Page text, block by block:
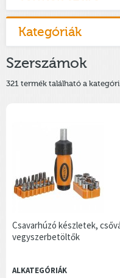
Kategóriák
Szerszámok
321 termék található a
Csavarhúzó készletek,
vegyszerbetöltők
ALKATEGÓRIÁK